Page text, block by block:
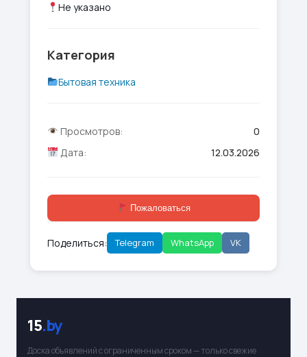
Не указано
Категория
Бытовая техника
Просмотров:
0
Дата:
12.03.2026
Пожаловаться
Поделиться: Telegram WhatsApp VK
15.by
Доска объявлений с ограниченным сроком — только свежие